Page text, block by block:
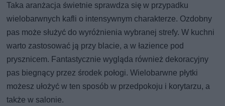
Taka aranżacja świetnie sprawdza się w przypadku
wielobarwnych kafli o intensywnym charakterze. Ozdobny
pas może służyć do wyróżnienia wybranej strefy. W kuchni
warto zastosować ją przy blacie, a w łazience pod
prysznicem. Fantastycznie wygląda również dekoracyjny
pas biegnący przez środek połogi. Wielobarwne płytki
możesz ułożyć w ten sposób w przedpokoju i korytarzu, a
także w salonie.